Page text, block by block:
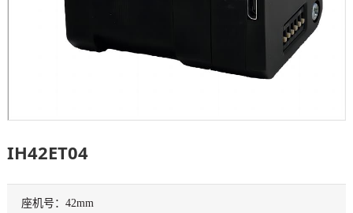
IH42ET04
座机号：42mm